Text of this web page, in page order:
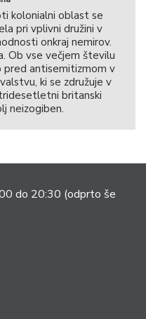
kolonialni oblast se
pri vplivni družini v
onkraj nemirov.
Ob vse večjem številu
pred antisemitizmom v
ki se združuje v
britanski
neizogiben.
do 20:30 (odprto še